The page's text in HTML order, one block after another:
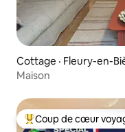
Cottage · Fleury-en-
Maison
Coup de cœur
Coup de cœur